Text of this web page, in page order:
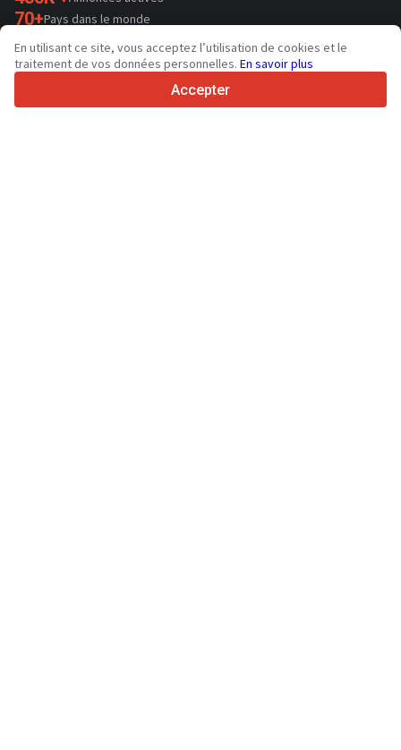
70+Pays dans le monde
36 Langues prises en charge
4.7/5
En utilisant ce site, vous acceptez l’utilisation de cookies et le
traitement de vos données personnelles. En savoir plus
Accepter